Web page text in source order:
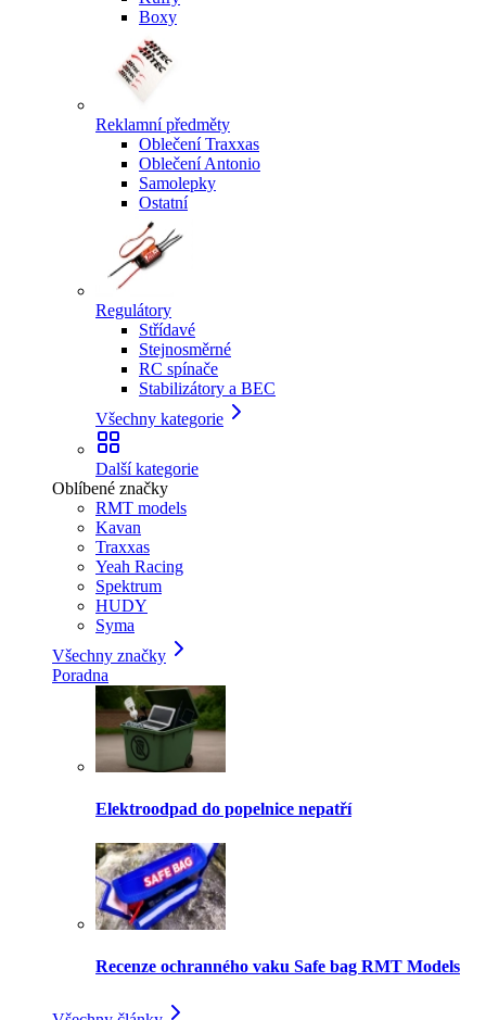
Boxy
Reklamní předměty
Oblečení Traxxas
Oblečení Antonio
Samolepky
Ostatní
Regulátory
Střídavé
Stejnosměrné
RC spínače
Stabilizátory a BEC
Všechny kategorie
Další kategorie
Oblíbené značky
RMT models
Kavan
Traxxas
Yeah Racing
Spektrum
HUDY
Syma
Všechny značky
Poradna
Elektroodpad do popelnice nepatří
Recenze ochranného vaku Safe bag RMT Models